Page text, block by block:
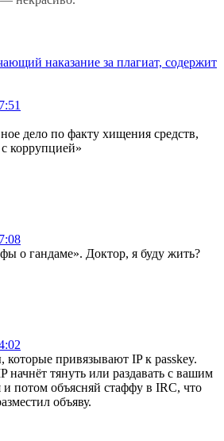
наказание за плагиат, содержит
дело по факту хищения средств,
коррупцией»
о гандаме». Доктор, я буду жить?
которые привязывают IP к passkey.
начнёт тянуть или раздавать с вашим
и потом объясняй стаффу в IRC, что
объяву.